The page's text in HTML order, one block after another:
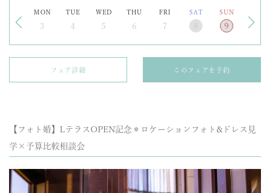
MON TUE WED THU FRI SAT SUN
3 4 5 6 7 9
フェア詳細 このフェアを予約
【フォト婚】LテラスOPEN記念＊ロケーションフォト&ドレス見
学×予算比較相談会